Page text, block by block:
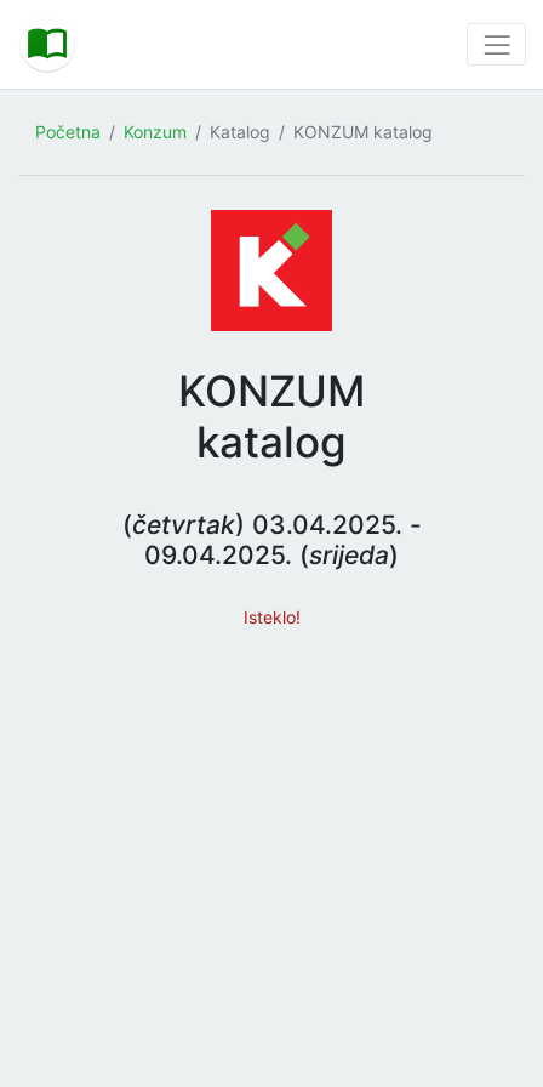
Početna Konzum Katalog KONZUM katalog
KONZUM
katalog
(četvrtak) 03.04.2025. -
09.04.2025. (srijeda)
Isteklo!